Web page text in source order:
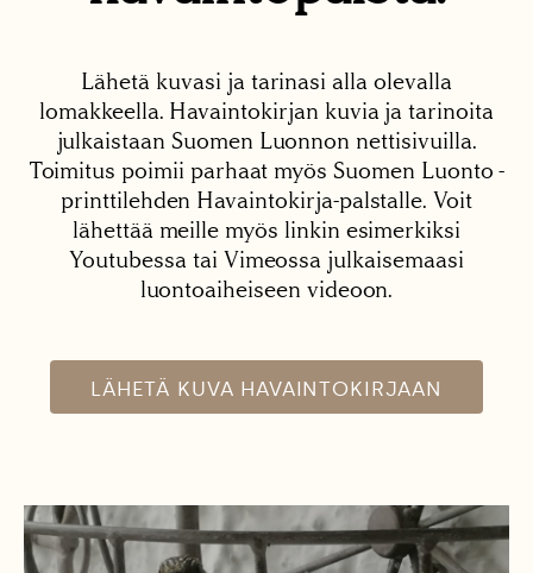
Lähetä kuvasi ja tarinasi alla olevalla
lomakkeella. Havaintokirjan kuvia ja tarinoita
julkaistaan Suomen Luonnon nettisivuilla.
Toimitus poimii parhaat myös Suomen Luonto -
printtilehden Havaintokirja-palstalle. Voit
lähettää meille myös linkin esimerkiksi
Youtubessa tai Vimeossa julkaisemaasi
luontoaiheiseen videoon.
LÄHETÄ KUVA HAVAINTOKIRJAAN